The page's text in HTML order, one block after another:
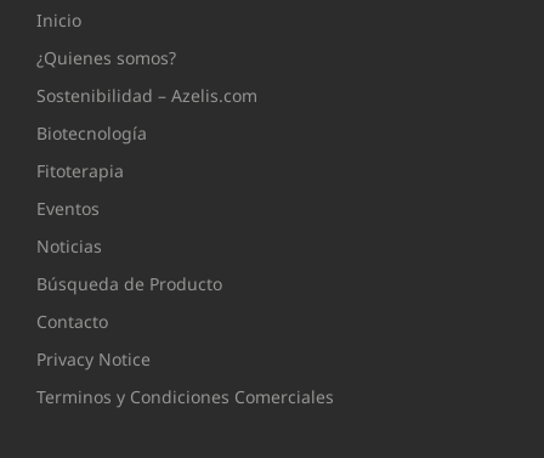
Inicio
¿Quienes somos?
Sostenibilidad – Azelis.com
Biotecnología
Fitoterapia
Eventos
Noticias
Búsqueda de Producto
Contacto
Privacy Notice
Terminos y Condiciones Comerciales